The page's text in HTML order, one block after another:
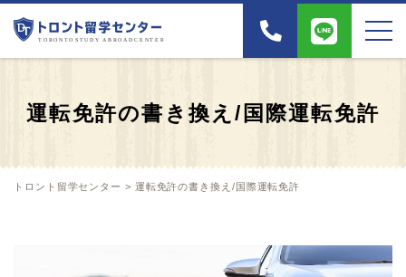
運転免許の書き換え/国際運転免許
トロント留学センター > 運転免許の書き換え/国際運転免許